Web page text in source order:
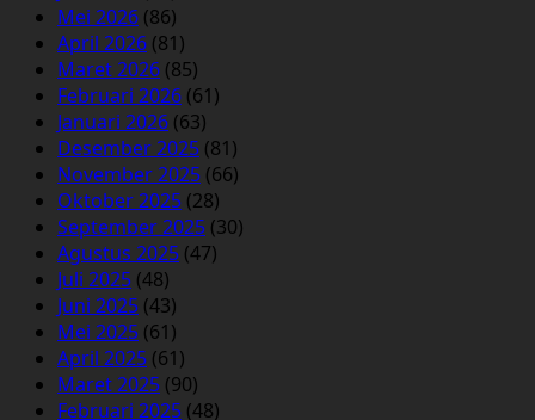
Mei 2026 (86)
April 2026 (81)
Maret 2026 (85)
Februari 2026 (61)
Januari 2026 (63)
Desember 2025 (81)
November 2025 (66)
Oktober 2025 (28)
September 2025 (30)
Agustus 2025 (47)
Juli 2025 (48)
Juni 2025 (43)
Mei 2025 (61)
April 2025 (61)
Maret 2025 (90)
Februari 2025 (48)